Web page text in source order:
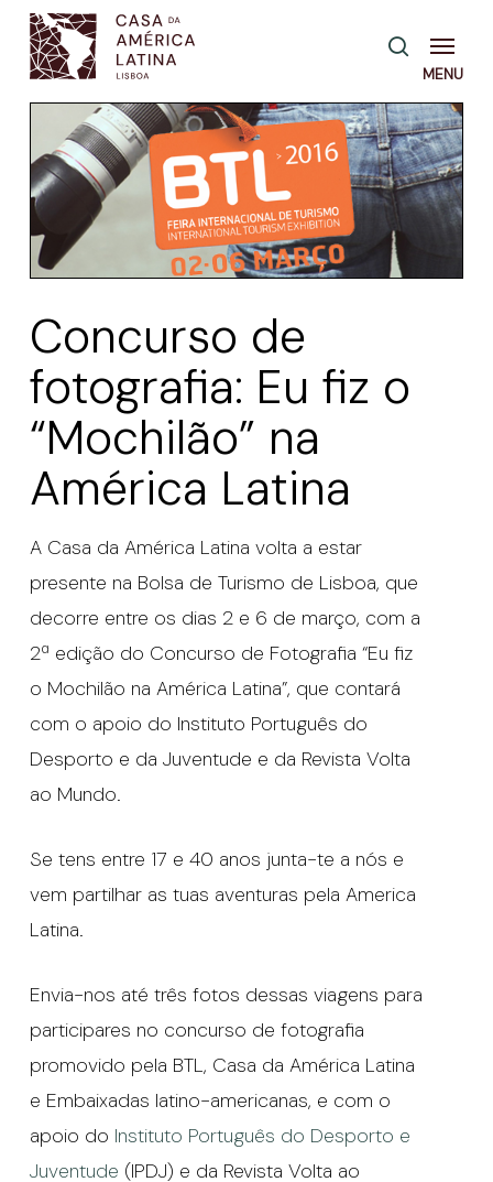
Skip
main
pesquisa
Menu
Concurso de
fotografia: Eu fiz o
“Mochilão” na
América Latina
A Casa da América Latina volta a estar
presente na Bolsa de Turismo de Lisboa, que
decorre entre os dias 2 e 6 de março, com a
2ª edição do Concurso de Fotografia “Eu fiz
o Mochilão na América Latina”, que contará
com o apoio do Instituto Português do
Desporto e da Juventude e da Revista Volta
ao Mundo.
Se tens entre 17 e 40 anos junta-te a nós e
vem partilhar as tuas aventuras pela America
Latina.
Envia-nos até três fotos dessas viagens para
participares no concurso de fotografia
promovido pela BTL, Casa da América Latina
e Embaixadas latino-americanas, e com o
apoio do Instituto Português do Desporto e
Juventude (IPDJ) e da Revista Volta ao